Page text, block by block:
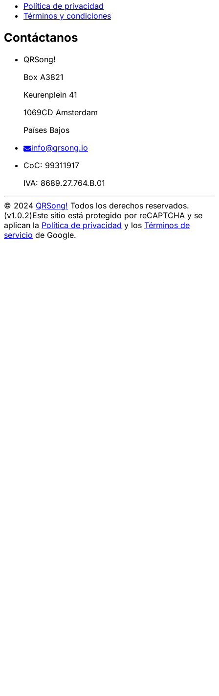
Política de privacidad
Términos y condiciones
Contáctanos
QRSong!
Box A3821
Keurenplein 41
1069CD Amsterdam
Países Bajos
info@qrsong.io
CoC: 99311917
IVA: 8689.27.764.B.01
© 2024 QRSong! Todos los derechos reservados.
(v1.0.2)Este sitio está protegido por reCAPTCHA y se
aplican la Política de privacidad y los Términos de
servicio de Google.